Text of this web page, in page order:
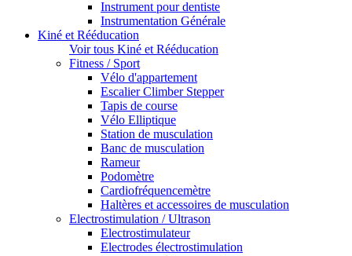
Instrument pour dentiste
Instrumentation Générale
Kiné et Rééducation
Voir tous Kiné et Rééducation
Fitness / Sport
Vélo d'appartement
Escalier Climber Stepper
Tapis de course
Vélo Elliptique
Station de musculation
Banc de musculation
Rameur
Podomètre
Cardiofréquencemètre
Haltères et accessoires de musculation
Electrostimulation / Ultrason
Electrostimulateur
Electrodes électrostimulation